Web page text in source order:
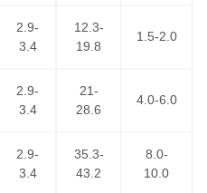
可上门取货区域：蓬江区,江
平；
贸易商、批发商等货主提供
特快、搬家搬厂、回程车调
物流是中国人民财产保险公
省物流行业协会理事单位，
2.9-
3.4
12.3-
19.8
1.5-2.0
2.9-
3.4
21-
28.6
4.0-6.0
2.9-
3.4
35.3-
43.2
8.0-
10.0